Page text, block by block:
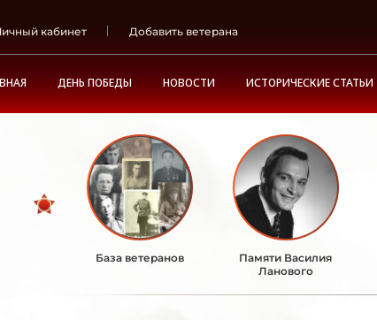
кабинет Добавить ветерана
ДЕНЬ ПОБЕДЫ НОВОСТИ ИСТОРИЧЕСКИЕ СТАТЬИ
База ветеранов
Памяти Василия
Ланового